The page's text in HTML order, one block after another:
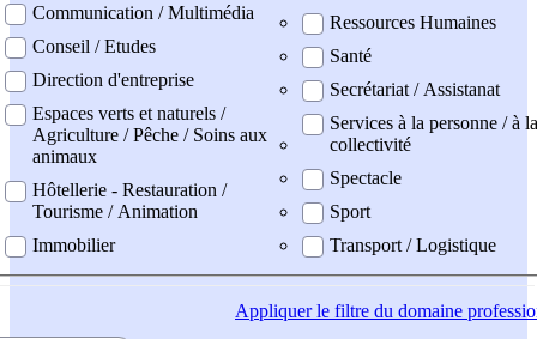
Communication / Multimédia
Conseil / Etudes
Direction d'entreprise
Espaces verts et naturels /
Agriculture / Pêche / Soins aux
animaux
Hôtellerie - Restauration /
Tourisme / Animation
Immobilier
Ressources Humaines
Santé
Secrétariat / Assistanat
Services à la personne / à la
collectivité
Spectacle
Sport
Transport / Logistique
Appliquerle filtre du domaine